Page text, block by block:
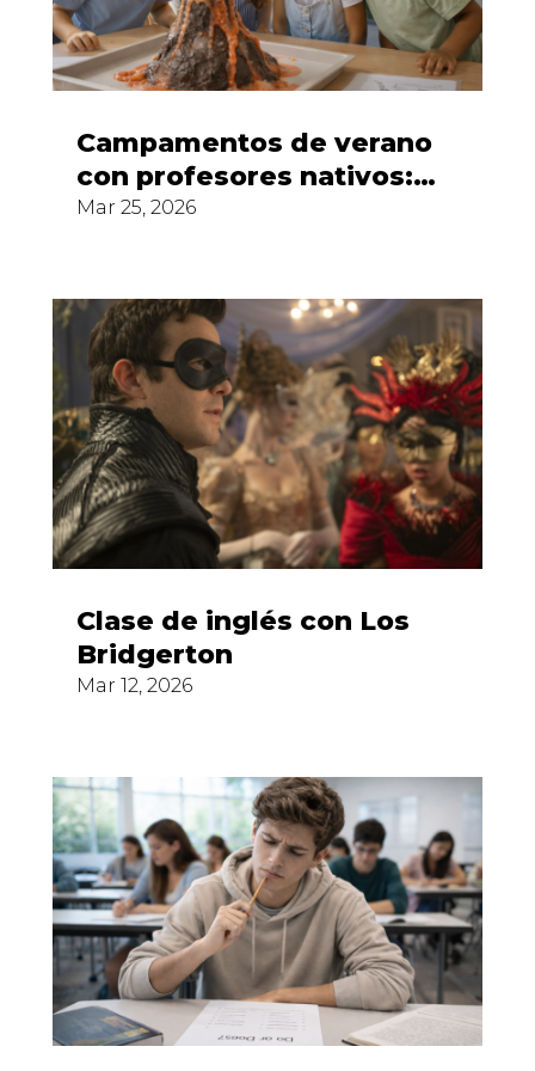
Campamentos de verano
con profesores nativos:
qué aportan realmente al
Mar 25, 2026
Clase de inglés con Los
Bridgerton
Mar 12, 2026